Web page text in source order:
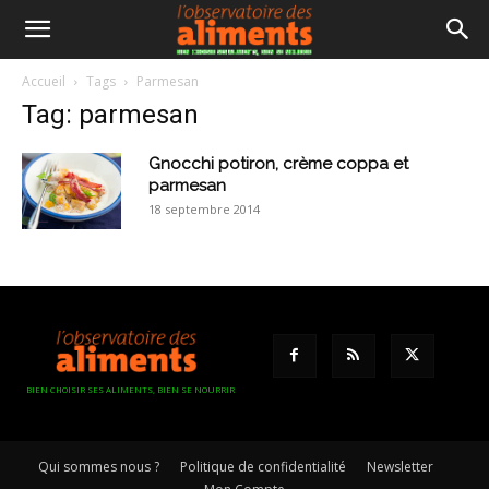
Accueil Tags Parmesan
Tag: parmesan
Gnocchi potiron, crème coppa et
parmesan
18 septembre 2014
BIEN CHOISIR SES ALIMENTS, BIEN SE NOURRIR
Qui sommes nous ? Politique de confidentialité
Newsletter